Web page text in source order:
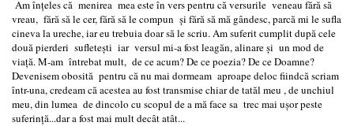
Am înțeles că menirea mea este în vers pentru că versurile veneau fără să
vreau, fără să le cer, fără să le compun și fără să mă gândesc, parcă mi le sufla
cineva la ureche, iar eu trebuia doar să le scriu. Am suferit cumplit după cele
două pierderi sufletești iar versul mi-a fost leagăn, alinare și un mod de
viață. M-am întrebat mult, de ce acum? De ce poezia? De ce Doamne?
Devenisem obosită pentru că nu mai dormeam aproape deloc fiindcă scriam
într-una, credeam că acestea au fost transmise chiar de tatăl meu , de unchiul
meu, din lumea de dincolo cu scopul de a mă face sa trec mai ușor peste
suferință...dar a fost mai mult decât atât...